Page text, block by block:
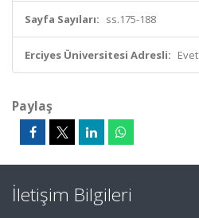
Sayfa Sayıları: ss.175-188
Erciyes Üniversitesi Adresli: Evet
Paylaş
İletişim Bilgileri